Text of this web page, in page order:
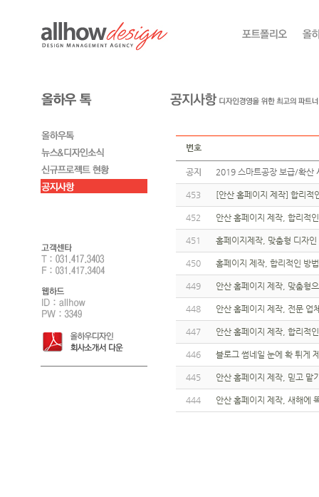
번호
공지 2019 스마트공장 보급/확
453 [안산 홈페이지 제작] 합리적
452 안산 홈페이지 제작, 합리적
451 홈페이지제작, 맞춤형 디자
450 홈페이지 제작, 합리적인 방
449 안산 홈페이지 제작, 맞춤형
448 안산 홈페이지 제작, 전문 업
447 안산 홈페이지 제작, 합리적
446 블로그 썸네일 눈에 확 튀게
445 안산 홈페이지 제작, 믿고 맡
444 안산 홈페이지 제작, 새해에